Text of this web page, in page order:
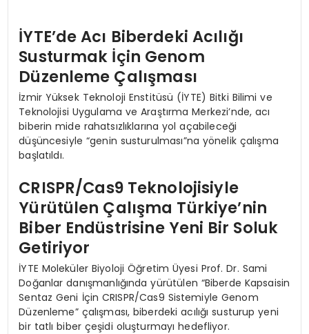
İYTE’de Acı Biberdeki Acılığı
Susturmak İçin Genom
Düzenleme Çalışması
İzmir Yüksek Teknoloji Enstitüsü (İYTE) Bitki Bilimi ve
Teknolojisi Uygulama ve Araştırma Merkezi’nde, acı
biberin mide rahatsızlıklarına yol açabileceği
düşüncesiyle “genin susturulması”na yönelik çalışma
başlatıldı.
CRISPR/Cas9 Teknolojisiyle
Yürütülen Çalışma Türkiye’nin
Biber Endüstrisine Yeni Bir Soluk
Getiriyor
İYTE Moleküler Biyoloji Öğretim Üyesi Prof. Dr. Sami
Doğanlar danışmanlığında yürütülen “Biberde Kapsaisin
Sentaz Geni İçin CRISPR/Cas9 Sistemiyle Genom
Düzenleme” çalışması, biberdeki acılığı susturup yeni
bir tatlı biber çeşidi oluşturmayı hedefliyor.